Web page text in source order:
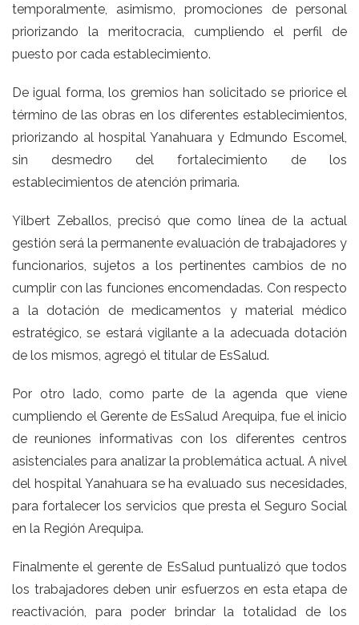
temporalmente, asimismo, promociones de personal
priorizando la meritocracia, cumpliendo el perfil de
puesto por cada establecimiento.
De igual forma, los gremios han solicitado se priorice el
término de las obras en los diferentes establecimientos,
priorizando al hospital Yanahuara y Edmundo Escomel,
sin desmedro del fortalecimiento de los
establecimientos de atención primaria.
Yilbert Zeballos, precisó que como línea de la actual
gestión será la permanente evaluación de trabajadores y
funcionarios, sujetos a los pertinentes cambios de no
cumplir con las funciones encomendadas. Con respecto
a la dotación de medicamentos y material médico
estratégico, se estará vigilante a la adecuada dotación
de los mismos, agregó el titular de EsSalud.
Por otro lado, como parte de la agenda que viene
cumpliendo el Gerente de EsSalud Arequipa, fue el inicio
de reuniones informativas con los diferentes centros
asistenciales para analizar la problemática actual. A nivel
del hospital Yanahuara se ha evaluado sus necesidades,
para fortalecer los servicios que presta el Seguro Social
en la Región Arequipa.
Finalmente el gerente de EsSalud puntualizó que todos
los trabajadores deben unir esfuerzos en esta etapa de
reactivación, para poder brindar la totalidad de los